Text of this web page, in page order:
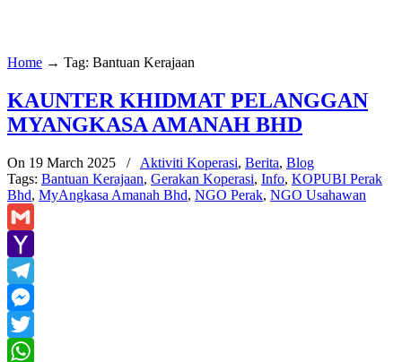
Home → Tag: Bantuan Kerajaan
KAUNTER KHIDMAT PELANGGAN
MYANGKASA AMANAH BHD
On 19 March 2025 / Aktiviti Koperasi, Berita, Blog
Tags: Bantuan Kerajaan, Gerakan Koperasi, Info, KOPUBI Perak
Bhd, MyAngkasa Amanah Bhd, NGO Perak, NGO Usahawan
Gmail
Yahoo
Mail
Telegram
Messenger
Twitter